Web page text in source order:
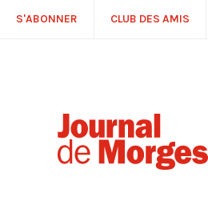
S'ABONNER CLUB DES AMIS